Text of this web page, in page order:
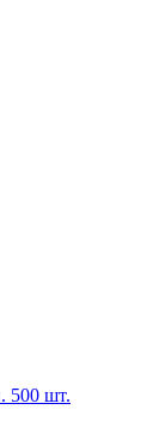
500 шт.